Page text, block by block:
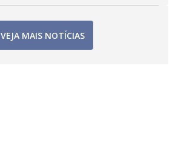
VEJA MAIS NOTÍCIAS